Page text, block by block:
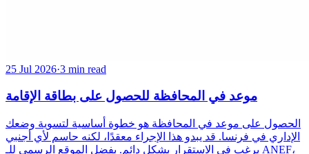
25 Jul 2026·3 min read
موعد في المحافظة للحصول على بطاقة الإقامة
الحصول على موعد في المحافظة هو خطوة أساسية لتسوية وضعك
الإداري في فرنسا. قد يبدو هذا الإجراء معقدًا، لكنه حاسم لأي أجنبي
يرغب في الاستقرار بشكل دائم. بفضل الموقع الرسمي للـ ANEF،